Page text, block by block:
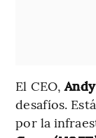
El CEO,
desafíos.
por la